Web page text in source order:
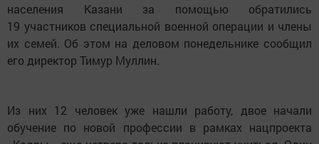
населения Казани за помощью обратились
19 участников специальной военной операции и члены
их семей. Об этом на деловом понедельнике сообщил
его директор Тимур Муллин.
Из них 12 человек уже нашли работу, двое начали
обучение по новой профессии в рамках нацпроекта